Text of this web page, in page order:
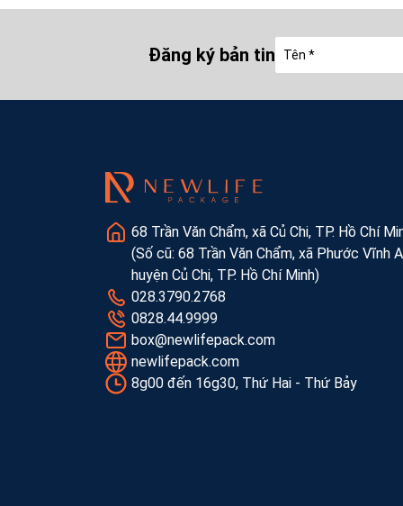
Đăng ký bản tin
68 Trần Văn Chẩm, xã Củ Chi, TP. Hồ Chí
(Số cũ: 68 Trần Văn Chẩm, xã Phước Vĩnh
huyện Củ Chi, TP. Hồ Chí Minh)
028.3790.2768
0828.44.9999
box@newlifepack.com
newlifepack.com
8g00 đến 16g30, Thứ Hai - Thứ Bảy